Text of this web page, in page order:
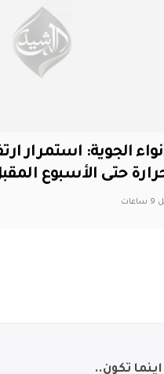
الجوية: استمرار
حتى الأسبوع
تكون..